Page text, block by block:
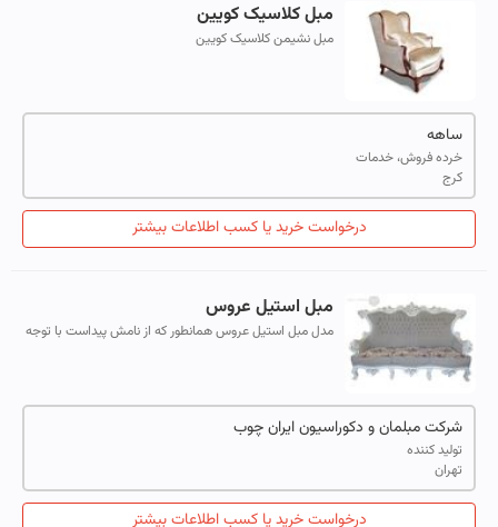
مبل کلاسیک کویین
مبل نشیمن کلاسیک کویین
ساهه
خرده فروش، خدمات
کرج
درخواست خرید یا کسب اطلاعات بیشتر
مبل استیل عروس
مدل مبل استیل عروس همانطور که از نامش پیداست با توجه
شرکت مبلمان و دکوراسیون ایران چوب
تولید کننده
تهران
درخواست خرید یا کسب اطلاعات بیشتر